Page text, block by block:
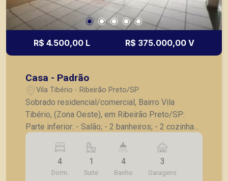
R$ 4.500,00 L R$ 375.000,00 V
Casa - Padrão
Vila Tibério - Ribeirão Preto/SP
Sobrado residencial/comercial, Bairro Vila
Tibério, (Zona Oeste), em Ribeirão Preto/SP:
Parte inferior: - Salão; - 2 banheiros; - 2 cozinhas;
Parte superior: - 4 dormitórios, sendo 1 suíte; -
Banheiro social; - Sala; - Cozinha; - Lavanderia; - 3
vagas de garagem. A Piramid tem como objetivo
atender seus clientes com agilidade e segurança,
4
Dorm.
1
Suite
4
Banho
3
Garagens